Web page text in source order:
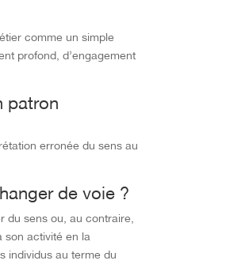
comme un simple
profond, d’engagement
patron
erronée du sens au
de voie ?
du sens ou, au contraire,
son activité en la
individus au terme du